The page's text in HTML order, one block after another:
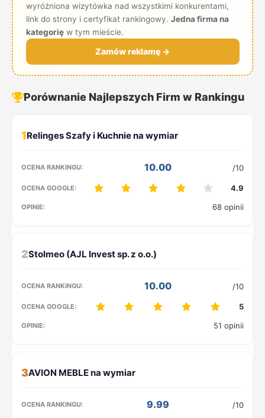
wyróżniona wizytówka nad wszystkimi konkurentami,
link do strony i certyfikat rankingowy. Jedna firma na
kategorięw tym mieście.
Zamów reklamę →
Porównanie Najlepszych Firm w Rankingu
1
10.00 /10
4.9
68 opinii
2
10.00 /10
5
51 opinii
3
9.99 /10